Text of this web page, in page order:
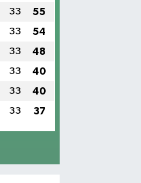
33 55
33 54
33 48
33 40
33 40
33 37